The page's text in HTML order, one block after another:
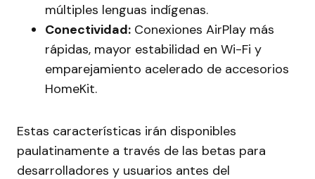
múltiples lenguas indígenas.
Conectividad: Conexiones AirPlay más
rápidas, mayor estabilidad en Wi-Fi y
emparejamiento acelerado de accesorios
HomeKit.
Estas características irán disponibles
paulatinamente a través de las betas para
desarrolladores y usuarios antes del